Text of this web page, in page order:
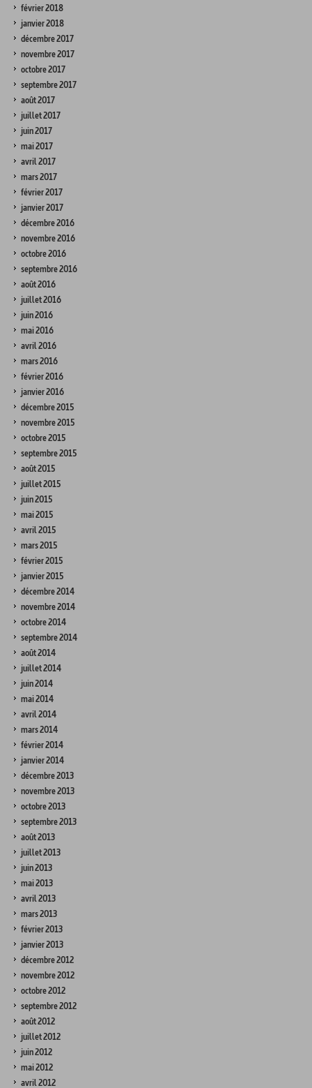
février 2018
janvier 2018
décembre 2017
novembre 2017
octobre 2017
septembre 2017
août 2017
juillet 2017
juin 2017
mai 2017
avril 2017
mars 2017
février 2017
janvier 2017
décembre 2016
novembre 2016
octobre 2016
septembre 2016
août 2016
juillet 2016
juin 2016
mai 2016
avril 2016
mars 2016
février 2016
janvier 2016
décembre 2015
novembre 2015
octobre 2015
septembre 2015
août 2015
juillet 2015
juin 2015
mai 2015
avril 2015
mars 2015
février 2015
janvier 2015
décembre 2014
novembre 2014
octobre 2014
septembre 2014
août 2014
juillet 2014
juin 2014
mai 2014
avril 2014
mars 2014
février 2014
janvier 2014
décembre 2013
novembre 2013
octobre 2013
septembre 2013
août 2013
juillet 2013
juin 2013
mai 2013
avril 2013
mars 2013
février 2013
janvier 2013
décembre 2012
novembre 2012
octobre 2012
septembre 2012
août 2012
juillet 2012
juin 2012
mai 2012
avril 2012